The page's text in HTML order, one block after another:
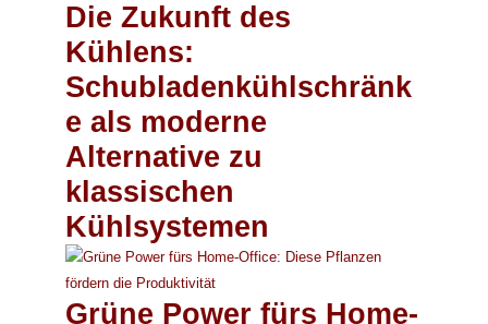
Die Zukunft des
Kühlens:
Schubladenkühlschränk
e als moderne
Alternative zu
klassischen
Kühlsystemen
Grüne Power fürs Home-